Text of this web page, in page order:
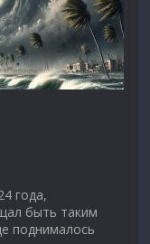
года,
быть таким
поднималось